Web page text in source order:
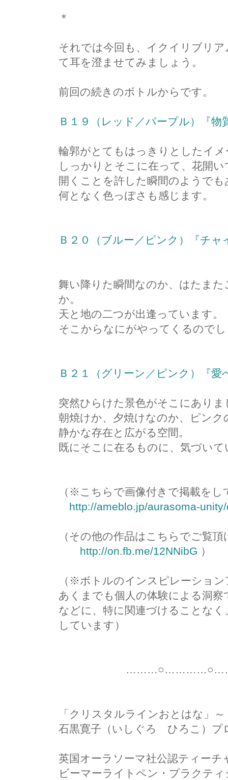
＊
それでは今回も、イクイリブリ
て耳を澄ませてみましょう。
前回の続きのボトルからです。
Ｂ１９（レッド／パープル）『物
輪郭がとてもはっきりとしたイ
しっかりとそこに在って、花開
開くことを許した瞬間のようで
何となく色っぽさも感じます。
Ｂ２０（ブルー／ピンク）『チ
舞い降りた瞬間なのか、はたま
か。
天と地の二つが出逢っています。
そこからなにがやってくるので
Ｂ２１（グリーン／ピンク）『
突然ひらけた景色がそこにありま
朝焼けか、夕焼けなのか、ピン
静かな存在と広がる空間。
既にそこに在るものに、気づい
（※こちらで画像付きで掲載をし
http://ameblo.jp/aurasoma-
（その他の作品はこちらでご覧頂
http://on.fb.me/12NNibG ）
（※ボトルのインスピレーショ
あくまでも個人の体験による洞
などに、特に関連づけることな
しています）
「クリスタルラインおとはな」
石黒寛子（いしぐろ ひろこ）プ
英国オーラソーマ社公認ティーチ
ビーマーライトペン・プラクテ